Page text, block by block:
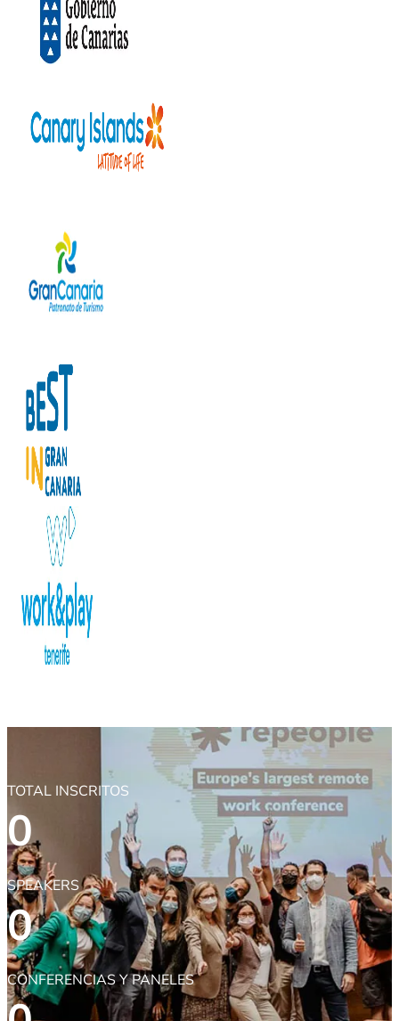
TOTAL INSCRITOS
0
SPEAKERS
0
CONFERENCIAS Y PANELES